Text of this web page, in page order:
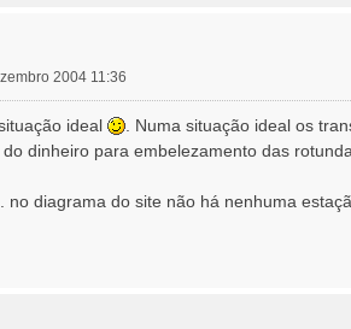
2004 11:36
ideal
. Numa situação ideal os
dinheiro para embelezamento das
no diagrama do site não há nenhuma